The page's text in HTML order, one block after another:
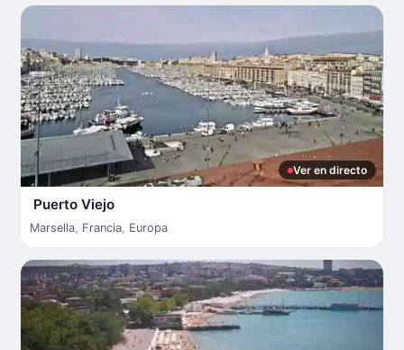
Ver en directo
Puerto Viejo
Marsella, Francia, Europa